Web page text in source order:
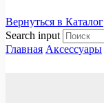
Вернуться в Каталог
Search input
Главная Аксессуары